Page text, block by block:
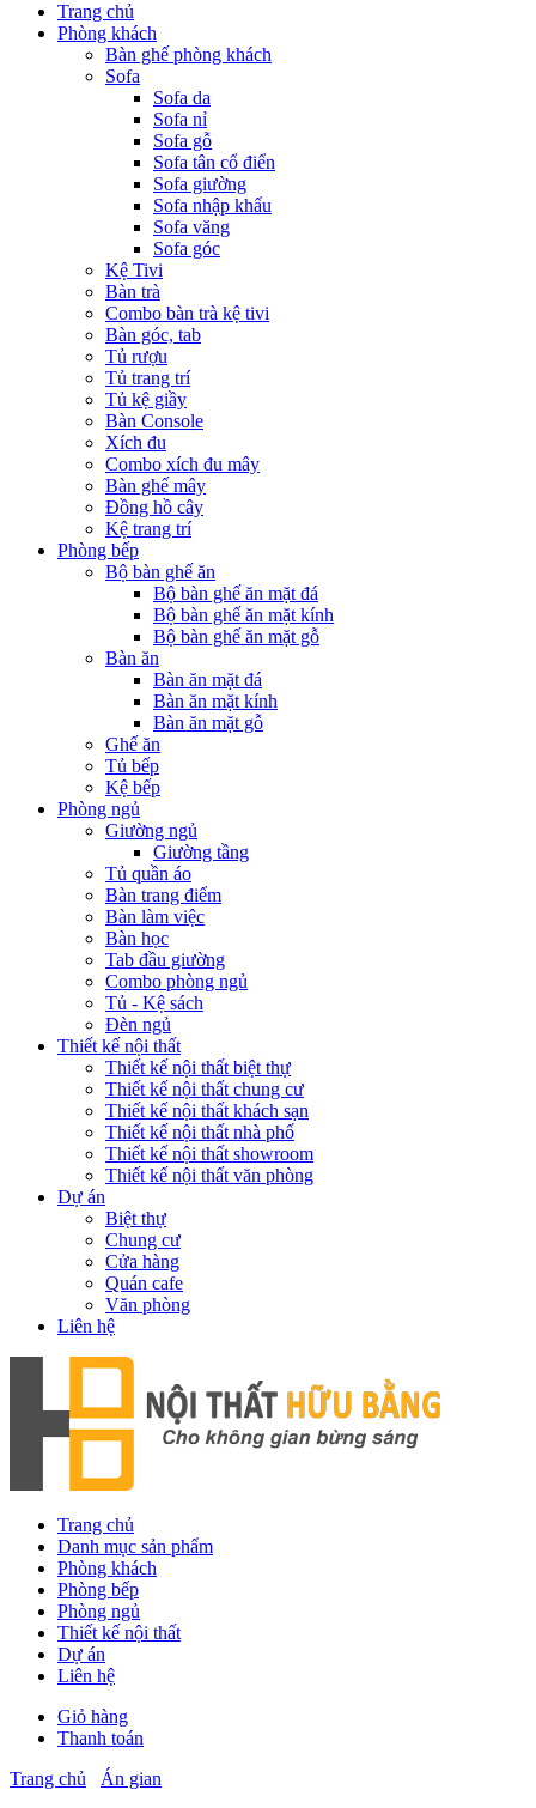
Trang chủ
Phòng khách
Bàn ghế phòng khách
Sofa
Sofa da
Sofa nỉ
Sofa gỗ
Sofa tân cổ điển
Sofa giường
Sofa nhập khẩu
Sofa văng
Sofa góc
Kệ Tivi
Bàn trà
Combo bàn trà kệ tivi
Bàn góc, tab
Tủ rượu
Tủ trang trí
Tủ kệ giầy
Bàn Console
Xích đu
Combo xích đu mây
Bàn ghế mây
Đồng hồ cây
Kệ trang trí
Phòng bếp
Bộ bàn ghế ăn
Bộ bàn ghế ăn mặt đá
Bộ bàn ghế ăn mặt kính
Bộ bàn ghế ăn mặt gỗ
Bàn ăn
Bàn ăn mặt đá
Bàn ăn mặt kính
Bàn ăn mặt gỗ
Ghế ăn
Tủ bếp
Kệ bếp
Phòng ngủ
Giường ngủ
Giường tầng
Tủ quần áo
Bàn trang điểm
Bàn làm việc
Bàn học
Tab đầu giường
Combo phòng ngủ
Tủ - Kệ sách
Đèn ngủ
Thiết kế nội thất
Thiết kế nội thất biệt thự
Thiết kế nội thất chung cư
Thiết kế nội thất khách sạn
Thiết kế nội thất nhà phố
Thiết kế nội thất showroom
Thiết kế nội thất văn phòng
Dự án
Biệt thự
Chung cư
Cửa hàng
Quán cafe
Văn phòng
Liên hệ
Trang chủ
Danh mục sản phẩm
Phòng khách
Phòng bếp
Phòng ngủ
Thiết kế nội thất
Dự án
Liên hệ
Giỏ hàng
Thanh toán
Trang chủ
Án gian